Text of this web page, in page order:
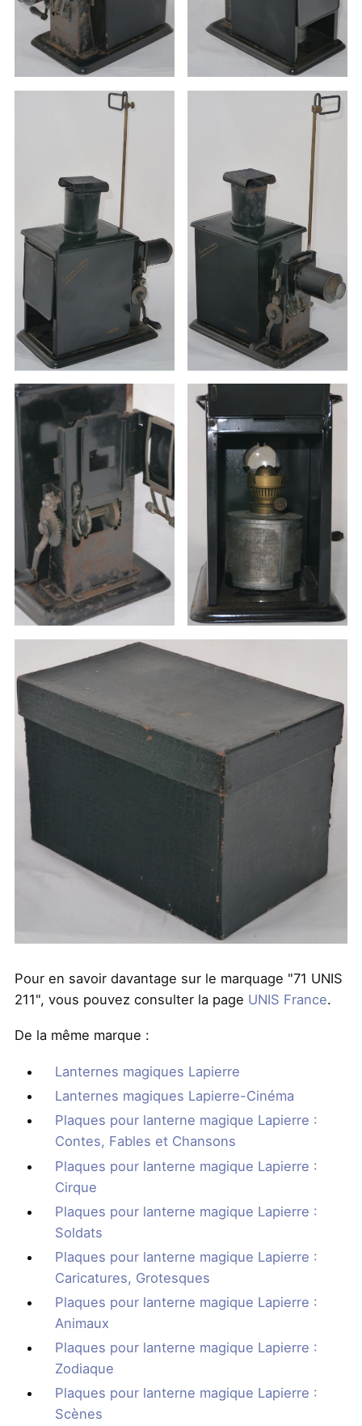
Pour en savoir davantage sur le marquage "71 UNIS
211", vous pouvez consulter la page UNIS France.
De la même marque :
Lanternes magiques Lapierre
Lanternes magiques Lapierre-Cinéma
Plaques pour lanterne magique Lapierre :
Contes, Fables et Chansons
Plaques pour lanterne magique Lapierre :
Cirque
Plaques pour lanterne magique Lapierre :
Soldats
Plaques pour lanterne magique Lapierre :
Caricatures, Grotesques
Plaques pour lanterne magique Lapierre :
Animaux
Plaques pour lanterne magique Lapierre :
Zodiaque
Plaques pour lanterne magique Lapierre :
Scènes